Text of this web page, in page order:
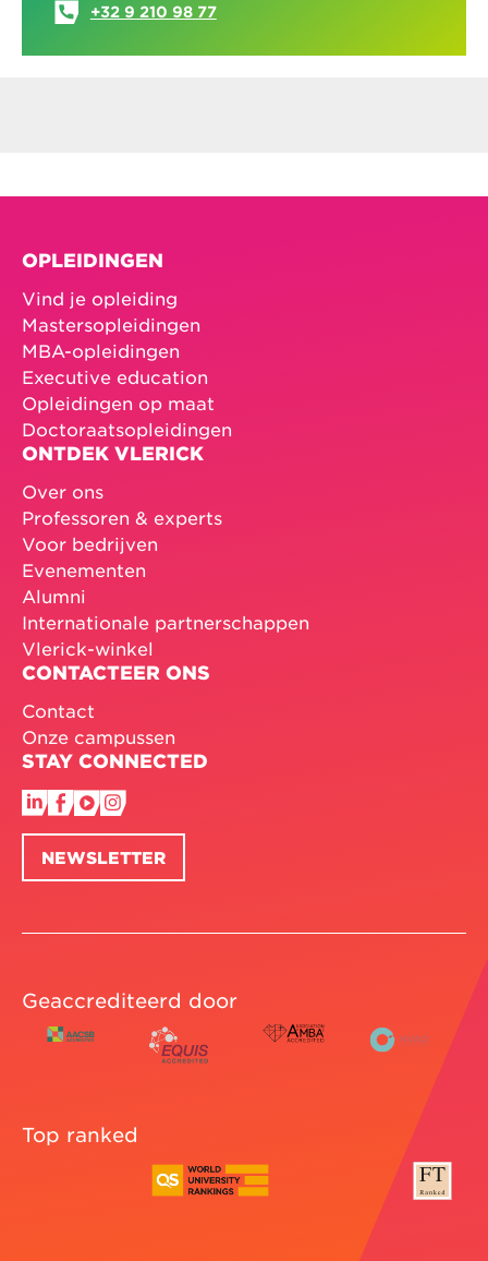
+32 9 210 98 77
OPLEIDINGEN
Vind je opleiding
Mastersopleidingen
MBA-opleidingen
Executive education
Opleidingen op maat
Doctoraatsopleidingen
ONTDEK VLERICK
Over ons
Professoren & experts
Voor bedrijven
Evenementen
Alumni
Internationale partnerschappen
Vlerick-winkel
CONTACTEER ONS
Contact
Onze campussen
STAY CONNECTED
NEWSLETTER
Geaccrediteerd door
Top ranked